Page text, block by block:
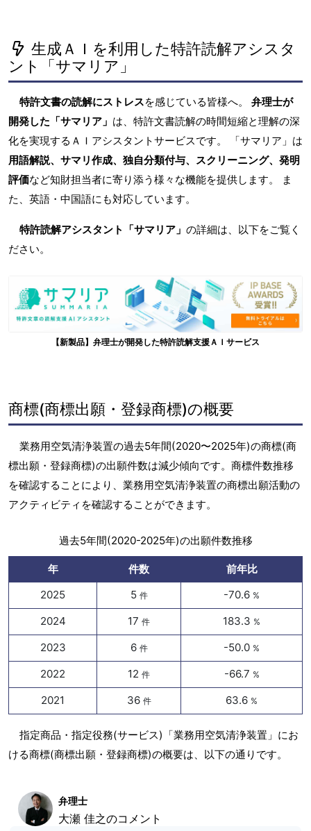
生成ＡＩを利用した特許読解アシスタ
ント「サマリア」
特許文書の読解にストレスを感じている皆様へ。 弁理士が
開発した「サマリア」 は、特許文書読解の時間短縮と理解の深
化を実現するＡＩアシスタントサービスです。 「サマリア」は
用語解説、サマリ作成、独自分類付与、スクリーニング、発明
評価など知財担当者に寄り添う様々な機能を提供します。 ま
た、英語・中国語にも対応しています。
特許読解アシスタント「サマリア」 の詳細は、以下をご覧く
ださい。
【新製品】弁理士が開発した特許読解支援ＡＩサービス
商標(商標出願・登録商標)の概要
業務用空気清浄装置の過去5年間(2020〜2025年)の商標(商
標出願・登録商標)の出願件数は減少傾向です。商標件数推移
を確認することにより、業務用空気清浄装置の商標出願活動の
アクティビティを確認することができます。
過去5年間(2020-2025年)の出願件数推移
年 件数
前年比
2025
5 件 -70.6 %
2024 17 件 183.3 %
2023 6 件 -50.0 %
2022 12 件 -66.7 %
2021 36 件 63.6 %
指定商品・指定役務(サービス)「業務用空気清浄装置」にお
ける商標(商標出願・登録商標)の概要は、以下の通りです。
弁理士
大瀬 佳之のコメント